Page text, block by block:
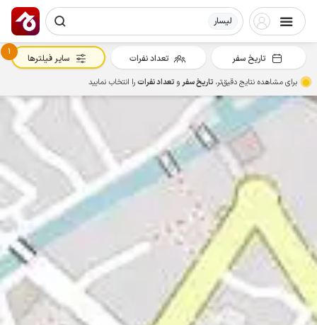
لیسار
تاریخ سفر تعداد نفرات
1
سایر فیلترها
برای مشاهده نتایج دقیق‌تر، تاریخ سفرو تعداد نفراترا انتخاب نمایید